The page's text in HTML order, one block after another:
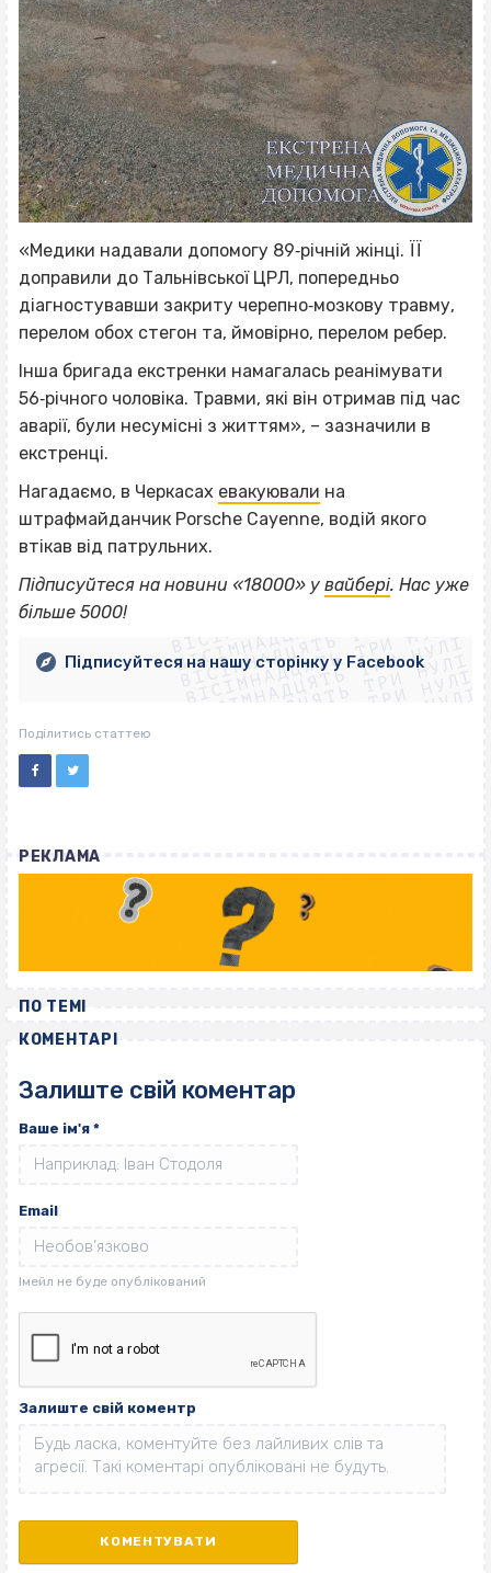
«Медики надавали допомогу 89‐річній жінці. ЇЇ
доправили до Тальнівської ЦРЛ, попередньо
діагностувавши закриту черепно‐мозкову травму,
перелом обох стегон та, ймовірно, перелом ребер.
Інша бригада екстренки намагалась реанімувати
56‐річного чоловіка. Травми, які він отримав під час
аварії, були несумісні з життям», – зазначили в
екстренці.
Нагадаємо, в Черкасах евакуювали на
штрафмайданчик Porsche Cayenne, водій якого
втікав від патрульних.
Підписуйтеся на новини «18000» у вайбері. Нас уже
більше 5000!
ВІСІМНАДЦЯТЬ ТРИ НУЛІ
ВІСІМНАДЦЯТЬ ТРИ НУЛІ
ВІСІМНАДЦЯТЬ ТРИ НУЛІ
ВІСІМНАДЦЯТЬ ТРИ НУЛІ
ВІСІМНАДЦЯТЬ ТРИ НУЛІ
ВІСІМНАДЦЯТЬ ТРИ НУЛІ
ВІСІМНАДЦЯТЬ ТРИ НУЛІ
ВІСІМНАДЦЯТЬ ТРИ НУЛІ
Підписуйтеся на нашу сторінку у Facebook
Поділитись статтею
РЕКЛАМА
ПО ТЕМІ
КОМЕНТАРІ
Залиште свій коментар
Ваше ім'я *
Email
Залиште свій коментр